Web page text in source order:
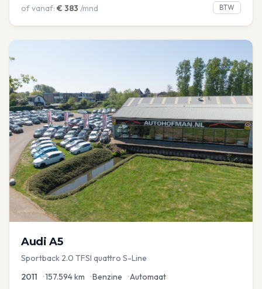
of vanaf: € 383 /mnd BTW
Audi A5
Sportback 2.0 TFSI quattro S-Line
2011 •157.594km •Benzine •Automaat